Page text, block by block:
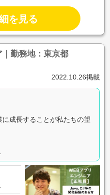
を見る
勤務地：東京都
2022.10.26掲載
に成長することが私たちの望